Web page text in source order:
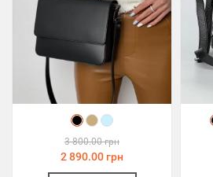
3 800.00 грн
2 890.00 грн